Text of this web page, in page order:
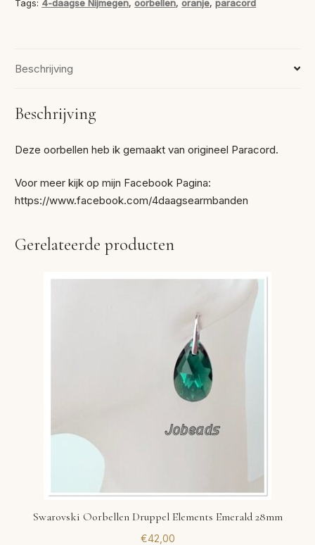
Tags: 4-daagse Nijmegen,oorbellen,oranje,paracord
Beschrijving
Beschrijving
Deze oorbellen heb ik gemaakt van origineel Paracord.
Voor meer kijk op mijn Facebook Pagina:
https://www.facebook.com/4daagsearmbanden
Gerelateerde producten
Swarovski Oorbellen Druppel Elements Emerald 28mm
€42,00